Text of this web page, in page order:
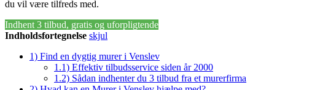
du vil være tilfreds med.
Indhent 3 tilbud, gratis og uforpligtende
Indholdsfortegnelse skjul
1) Find en dygtig murer i Venslev
1.1) Effektiv tilbudsservice siden år 2000
1.2) Sådan indhenter du 3 tilbud fra et murerfirma